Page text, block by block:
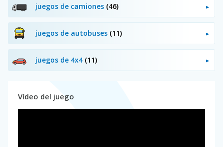
juegos de camiones (46)
juegos de autobuses (11)
juegos de 4x4 (11)
Vídeo del juego